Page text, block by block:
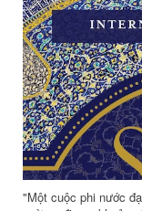
Từ ngàn xưa, người